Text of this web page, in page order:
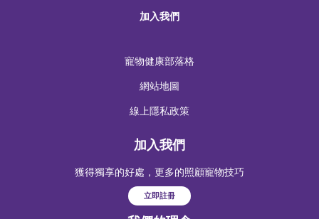
加入我們
寵物健康部落格
網站地圖
線上隱私政策
加入我們
獲得獨享的好處，更多的照顧寵物技巧
立即註冊